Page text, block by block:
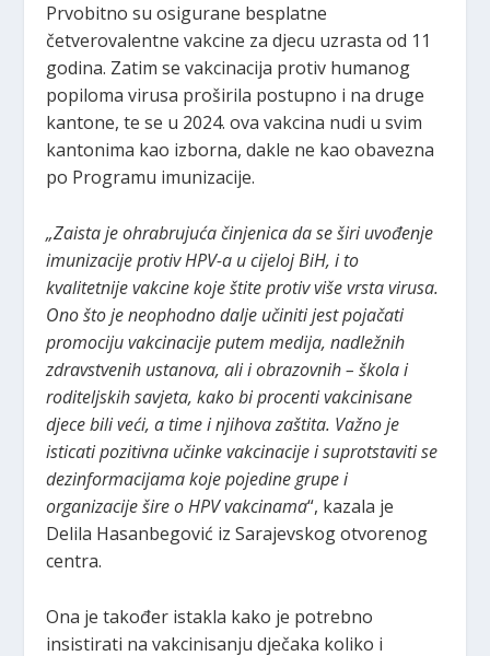
Prvobitno su osigurane besplatne
četverovalentne vakcine za djecu uzrasta od 11
godina. Zatim se vakcinacija protiv humanog
popiloma virusa proširila postupno i na druge
kantone, te se u 2024. ova vakcina nudi u svim
kantonima kao izborna, dakle ne kao obavezna
po Programu imunizacije.
„Zaista je ohrabrujuća činjenica da se širi uvođenje
imunizacije protiv HPV-a u cijeloj BiH, i to
kvalitetnije vakcine koje štite protiv više vrsta virusa.
Ono što je neophodno dalje učiniti jest pojačati
promociju vakcinacije putem medija, nadležnih
zdravstvenih ustanova, ali i obrazovnih – škola i
roditeljskih savjeta, kako bi procenti vakcinisane
djece bili veći, a time i njihova zaštita. Važno je
isticati pozitivna učinke vakcinacije i suprotstaviti se
dezinformacijama koje pojedine grupe i
organizacije šire o HPV vakcinama“, kazala je
Delila Hasanbegović iz Sarajevskog otvorenog
centra.
Ona je također istakla kako je potrebno
insistirati na vakcinisanju dječaka koliko i